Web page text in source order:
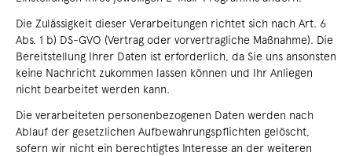
Die Zulässigkeit dieser Verarbeitungen richtet sich nach Art. 6
Abs. 1 b) DS-GVO (Vertrag oder vorvertragliche Maßnahme). Die
Bereitstellung Ihrer Daten ist erforderlich, da Sie uns ansonsten
keine Nachricht zukommen lassen können und Ihr Anliegen
nicht bearbeitet werden kann.
Die verarbeiteten personenbezogenen Daten werden nach
Ablauf der gesetzlichen Aufbewahrungspflichten gelöscht,
sofern wir nicht ein berechtigtes Interesse an der weiteren